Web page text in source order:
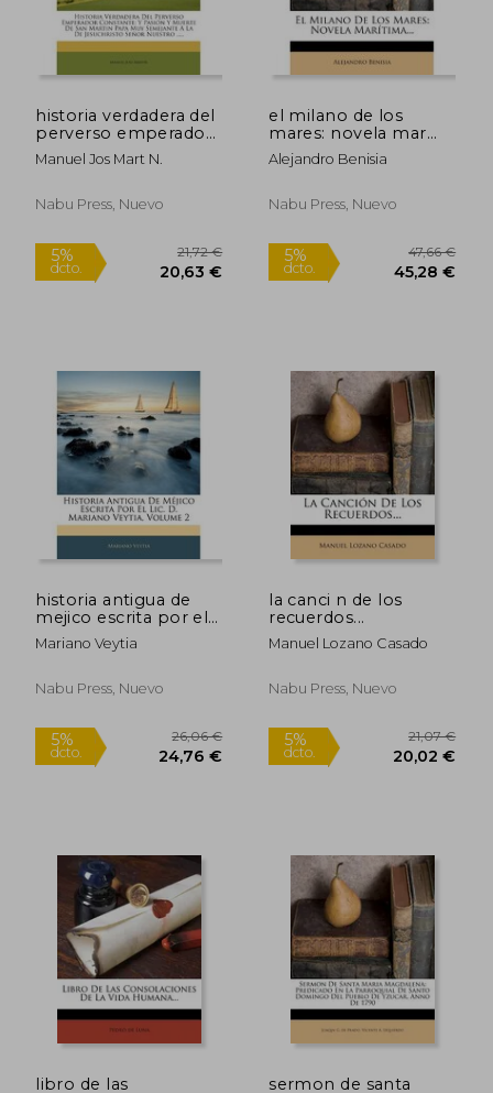
dcto.
39,71 €
37,72 €
5%
dcto.
historia verdadera del
perverso emperador
constante: y pasi n y
muerte de san martin
a la de jesuchristo se
Manuel Jos Mart N.
Nabu Press, Nuevo
5%
dcto. 20,63 €
el milano de los
mares: novela mar
tima...
Alejandro Benisia
Nabu Press, Nuevo
5%
dcto.
historia antigua de
mejico escrita por el
lic. d. mariano veytia,
volume 2
Mariano Veytia
Nabu Press, Nuevo
la canci n de los
recuerdos...
Manuel Lozano Casado
Nabu Press, Nuevo
libro de las
sermon de santa